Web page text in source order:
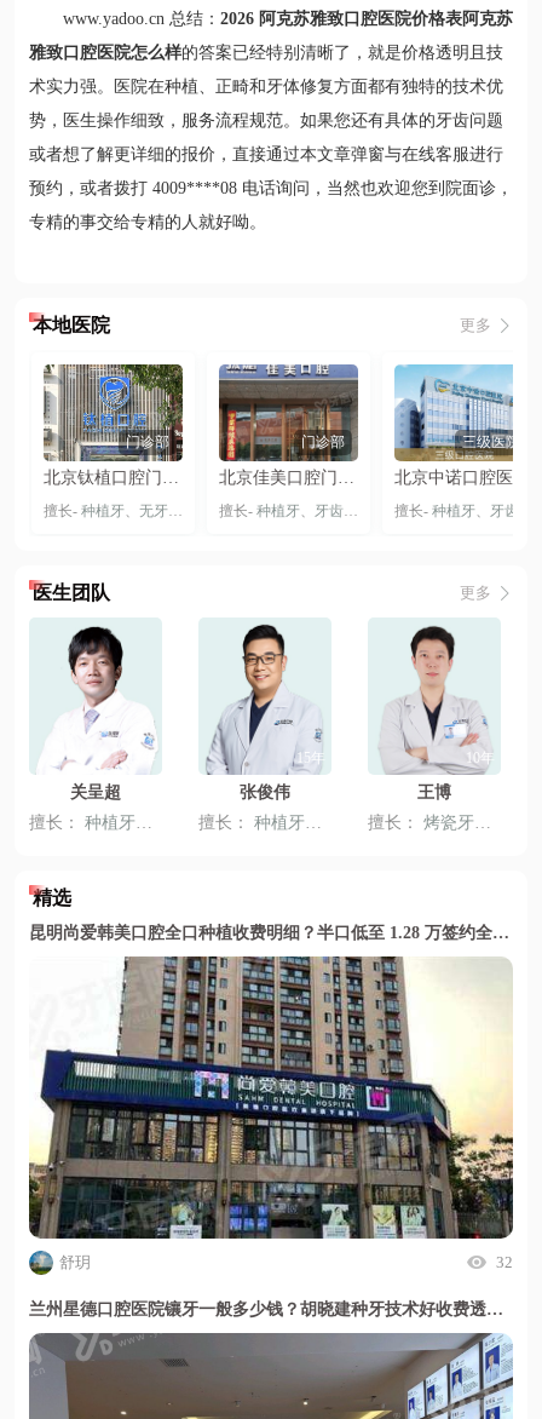
www.yadoo.cn 总结： 2026 阿克苏雅致口腔医院价格表阿克苏
雅致口腔医院怎么样的答案已经特别清晰了，就是价格透明且技
术实力强。医院在种植、正畸和牙体修复方面都有独特的技术优
势，医生操作细致，服务流程规范。如果您还有具体的牙齿问题
或者想了解更详细的报价，直接通过本文章弹窗与在线客服进行
预约，或者拨打 4009****08 电话询问，当然也欢迎您到院面诊，
专精的事交给专精的人就好呦。
本地医院 更多
门诊部
北京钛植口腔门诊部（双井总院）
擅长- 种植牙、 无牙颌种植 、穿颧穿翼种植牙
门诊部
北京佳美口腔门诊部（大悦城旗舰店）
擅长- 种植牙、 牙齿矫正 隐形矫正、牙齿贴片
三级医院
擅长- 种植牙、 牙齿矫正
医生团队 更多
13年
关呈超
擅长： 种植牙、 全冠牙、固定义齿
15年
张俊伟
擅长： 种植牙、 固定义齿、 活动义齿、
10年
王博
擅长： 烤瓷牙、
精选
昆明尚爱韩美口腔全口种植收费明细？半口低至 1.28 万签约全包无隐形消费
舒玥 32
兰州星德口腔医院镶牙一般多少钱？胡晓建种牙技术好收费透明无隐形消费